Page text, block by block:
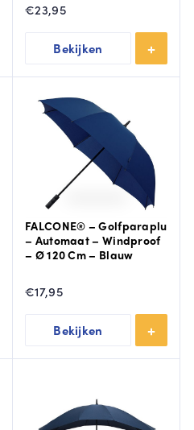
€23,95
Bekijken
FALCONE® – Golfparaplu
– Automaat – Windproof
– Ø 120 Cm – Blauw
€17,95
Bekijken